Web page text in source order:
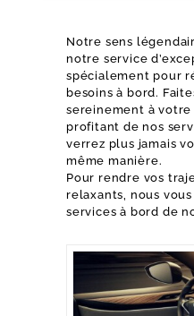
Notre sens
notre service
spécialement pour
besoins à bord.
sereinement à
profitant de nos
verrez plus jamais
même manière.
Pour rendre vos
relaxants, nous
services à bord de